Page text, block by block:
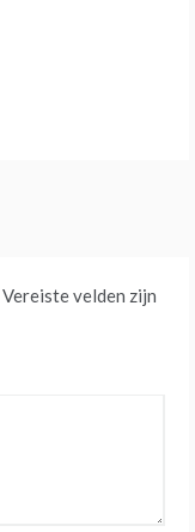
Vereiste velden zijn